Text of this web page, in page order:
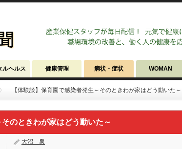
ルヘルス 健康管理 病状・症状 WOMAN
【体験談】保育園で感染者発生～そのときわが家はどう動いた～
のときわが家はどう動いた～
大沼 泉